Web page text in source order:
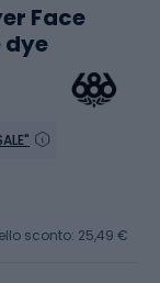
Face
dye
sconto: 25,49 €